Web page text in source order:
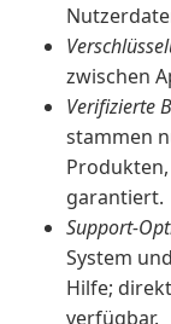
zwischen
Verifizierte
stammen
garantiert.
Support-
System
Hilfe;
verfügbar.